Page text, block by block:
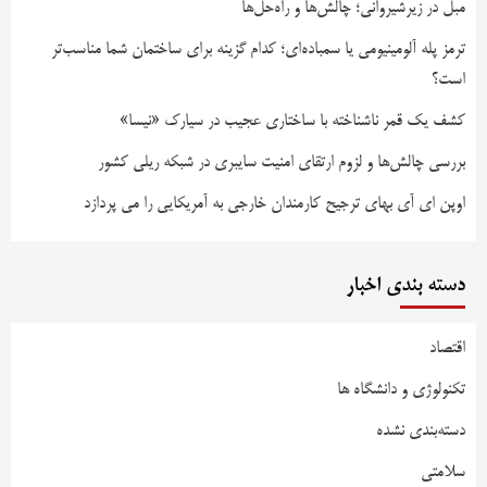
مبل در زیرشیروانی؛ چالش‌ها و راه‌حل‌ها
ترمز پله آلومینیومی یا سمباده‌ای؛ کدام گزینه برای ساختمان شما مناسب‌تر
است؟
کشف یک قمر ناشناخته با ساختاری عجیب در سیارک «نیسا»
بررسی چالش‌ها و لزوم ارتقای امنیت سایبری در شبکه ریلی کشور
اوپن ای آی بهای ترجیح کارمندان خارجی به آمریکایی را می پردازد
دسته بندی اخبار
اقتصاد
تکنولوژی و دانشگاه ها
دسته‌بندی نشده
سلامتی